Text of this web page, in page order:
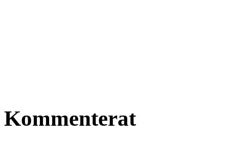
Kommenterat